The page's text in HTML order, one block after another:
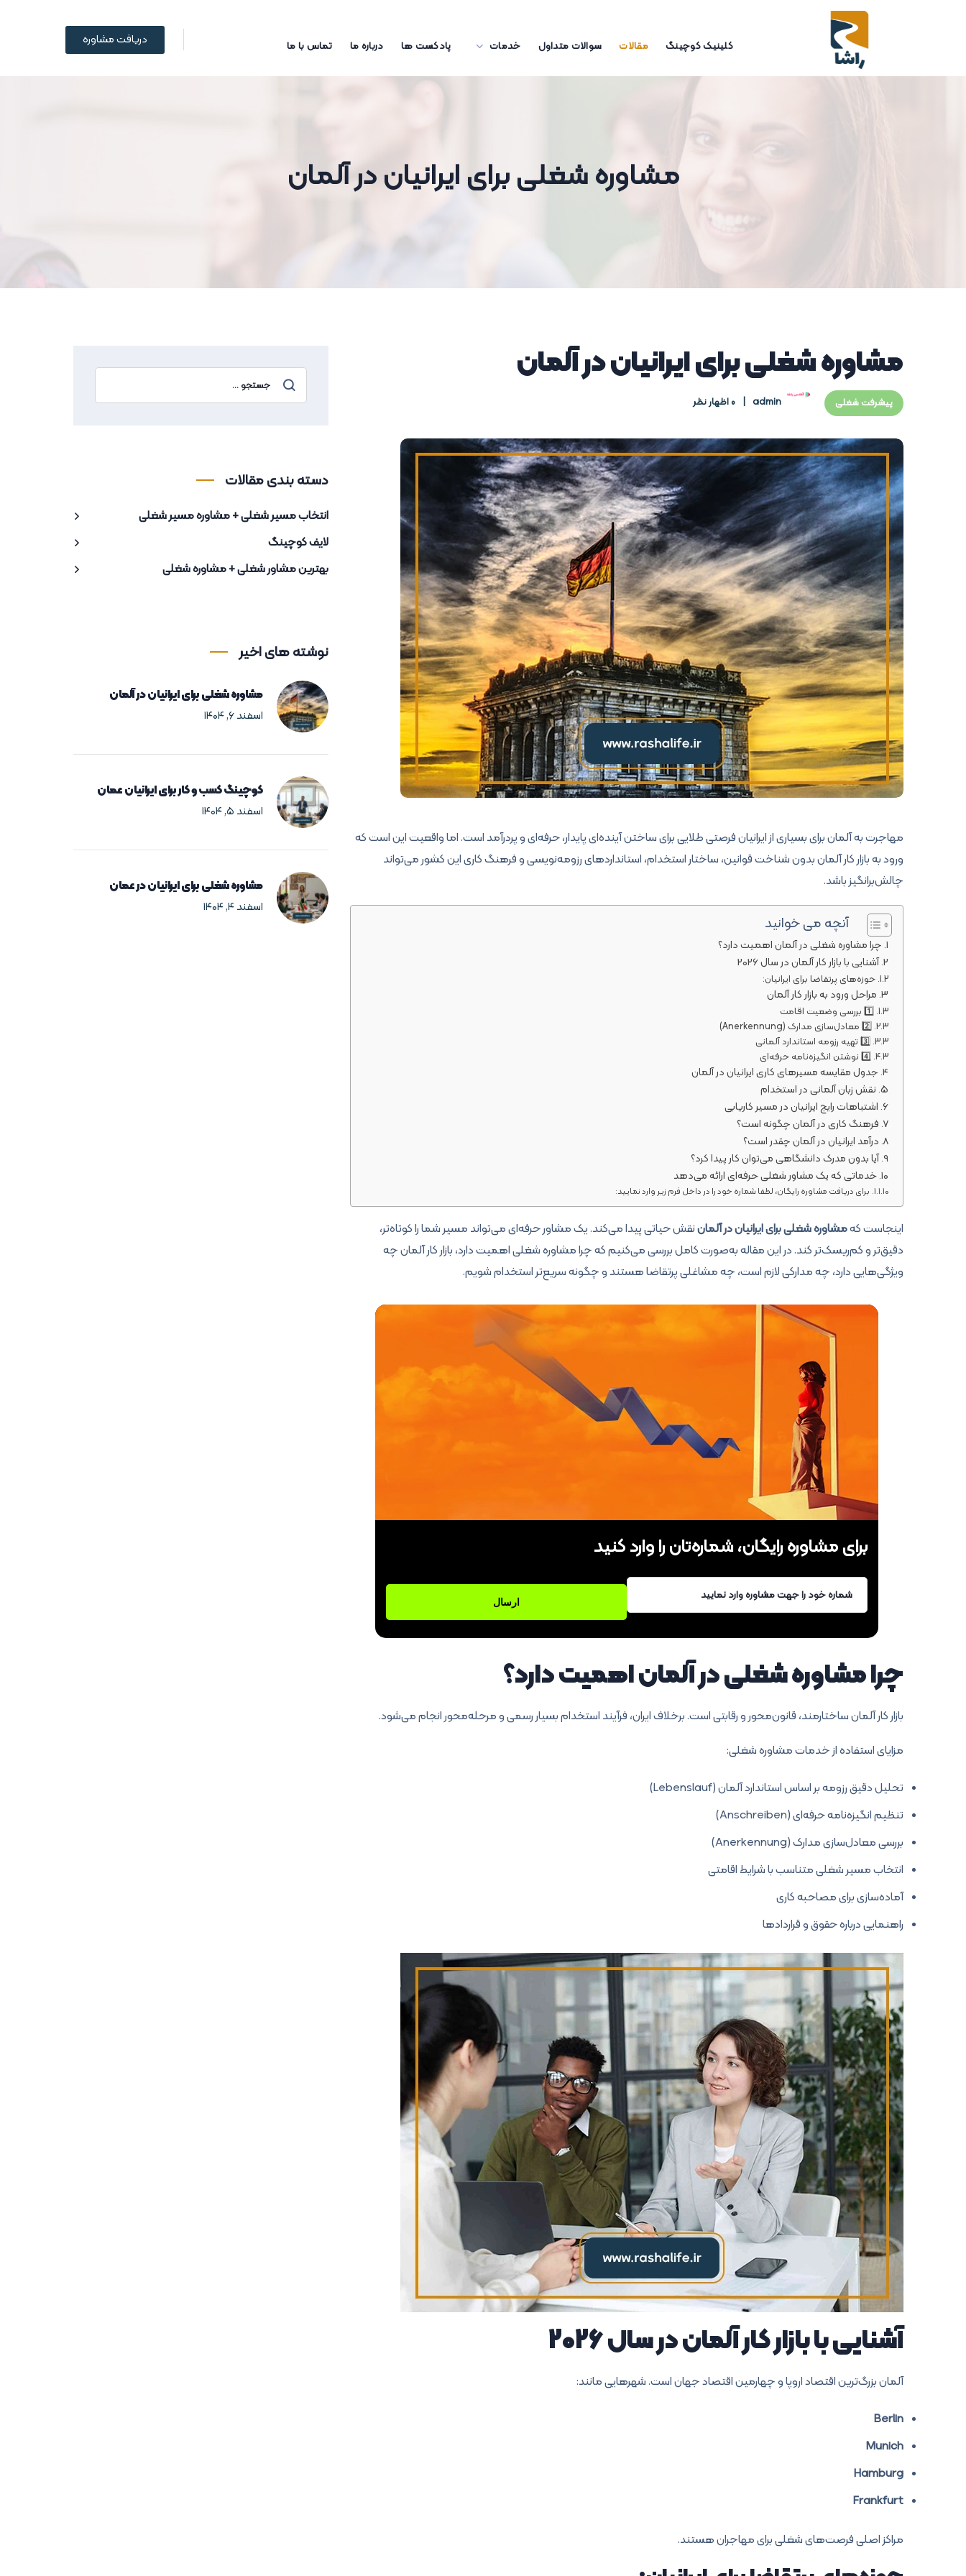
کلینیک کوچینگ مقالات سوالات متداول خدمات پادکست ها درباره ما تماس با ما دریافت مشاوره
مشاوره شغلی برای ایرانیان در آلمان
مشاوره شغلی برای ایرانیان در آلمان
پیشرفت شغلی admin 0 اظهار نظر
مهاجرت به آلمان برای بسیاری از ایرانیان فرصتی طلایی برای ساختن آینده‌ای پایدار، حرفه‌ای و پردرآمد است. اما واقعیت این است که
ورود به بازار کار آلمان بدون شناخت قوانین، ساختار استخدام، استانداردهای رزومه‌نویسی و فرهنگ کاری این کشور می‌تواند
چالش‌برانگیز باشد.
آنچه می خوانید
چرا مشاوره شغلی در آلمان اهمیت دارد؟
آشنایی با بازار کار آلمان در سال 2026
حوزه‌های پرتقاضا برای ایرانیان:
مراحل ورود به بازار کار آلمان
1️⃣ بررسی وضعیت اقامت
2️⃣ معادل‌سازی مدارک (Anerkennung)
3️⃣ تهیه رزومه استاندارد آلمانی
4️⃣ نوشتن انگیزه‌نامه حرفه‌ای
جدول مقایسه مسیرهای کاری ایرانیان در آلمان
نقش زبان آلمانی در استخدام
اشتباهات رایج ایرانیان در مسیر کاریابی
فرهنگ کاری در آلمان چگونه است؟
درآمد ایرانیان در آلمان چقدر است؟
آیا بدون مدرک دانشگاهی می‌توان کار پیدا کرد؟
خدماتی که یک مشاور شغلی حرفه‌ای ارائه می‌دهد
برای دریافت مشاوره رایگان، لطفا شماره خود را در داخل فرم زیر وارد نمایید:
اینجاست کهمشاوره شغلی برای ایرانیان در آلماننقش حیاتی پیدا می‌کند. یک مشاور حرفه‌ای می‌تواند مسیر شما را کوتاه‌تر،
دقیق‌تر و کم‌ریسک‌تر کند. در این مقاله به‌صورت کامل بررسی می‌کنیم که چرا مشاوره شغلی اهمیت دارد، بازار کار آلمان چه
ویژگی‌هایی دارد، چه مدارکی لازم است، چه مشاغلی پرتقاضا هستند و چگونه سریع‌تر استخدام شویم.
برای مشاوره رایگان، شماره‌تان را وارد کنید
چرا مشاوره شغلی در آلمان اهمیت دارد؟
بازار کار آلمان ساختارمند، قانون‌محور و رقابتی است. برخلاف ایران، فرآیند استخدام بسیار رسمی و مرحله‌محور انجام می‌شود.
مزایای استفاده از خدمات مشاوره شغلی:
تحلیل دقیق رزومه بر اساس استاندارد آلمان (Lebenslauf)
تنظیم انگیزه‌نامه حرفه‌ای (Anschreiben)
بررسی معادل‌سازی مدارک (Anerkennung)
انتخاب مسیر شغلی متناسب با شرایط اقامتی
آماده‌سازی برای مصاحبه کاری
راهنمایی درباره حقوق و قراردادها
آشنایی با بازار کار آلمان در سال 2026
آلمان بزرگ‌ترین اقتصاد اروپا و چهارمین اقتصاد جهان است. شهرهایی مانند:
Berlin
Munich
Hamburg
Frankfurt
مراکز اصلی فرصت‌های شغلی برای مهاجران هستند.
دسته بندی مقالات
انتخاب مسیر شغلی + مشاوره مسیر شغلی
لایف کوچینگ
بهترین مشاور شغلی + مشاوره شغلی
نوشته های اخیر
مشاوره شغلی برای ایرانیان در آلمان
اسفند ۶, ۱۴۰۴
کوچینگ کسب و کار برای ایرانیان عمان
اسفند ۵, ۱۴۰۴
مشاوره شغلی برای ایرانیان در عمان
اسفند ۴, ۱۴۰۴